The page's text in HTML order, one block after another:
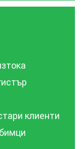
клиенти